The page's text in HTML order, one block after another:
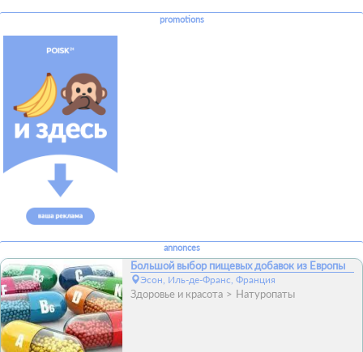
promotions
annonces
Большой выбор пищевых добавок из Европы
Эсон, Иль-де-Франс, Франция
Здоровье и красота Натуропаты